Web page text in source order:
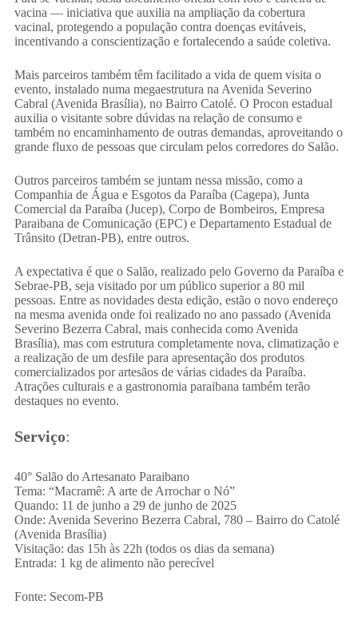
vacina — iniciativa que auxilia na ampliação da cobertura
vacinal, protegendo a população contra doenças evitáveis,
incentivando a conscientização e fortalecendo a saúde coletiva.
Mais parceiros também têm facilitado a vida de quem visita o
evento, instalado numa megaestrutura na Avenida Severino
Cabral (Avenida Brasília), no Bairro Catolé. O Procon estadual
auxilia o visitante sobre dúvidas na relação de consumo e
também no encaminhamento de outras demandas, aproveitando o
grande fluxo de pessoas que circulam pelos corredores do Salão.
Outros parceiros também se juntam nessa missão, como a
Companhia de Água e Esgotos da Paraíba (Cagepa), Junta
Comercial da Paraíba (Jucep), Corpo de Bombeiros, Empresa
Paraibana de Comunicação (EPC) e Departamento Estadual de
Trânsito (Detran-PB), entre outros.
A expectativa é que o Salão, realizado pelo Governo da Paraíba e
Sebrae-PB, seja visitado por um público superior a 80 mil
pessoas. Entre as novidades desta edição, estão o novo endereço
na mesma avenida onde foi realizado no ano passado (Avenida
Severino Bezerra Cabral, mais conhecida como Avenida
Brasília), mas com estrutura completamente nova, climatização e
a realização de um desfile para apresentação dos produtos
comercializados por artesãos de várias cidades da Paraíba.
Atrações culturais e a gastronomia paraibana também terão
destaques no evento.
Serviço:
40° Salão do Artesanato Paraibano
Tema: “Macramê: A arte de Arrochar o Nó”
Quando: 11 de junho a 29 de junho de 2025
Onde: Avenida Severino Bezerra Cabral, 780 – Bairro do Catolé
(Avenida Brasília)
Visitação: das 15h às 22h (todos os dias da semana)
Entrada: 1 kg de alimento não perecível
Fonte: Secom-PB